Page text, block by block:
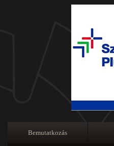
Bemutatkozás